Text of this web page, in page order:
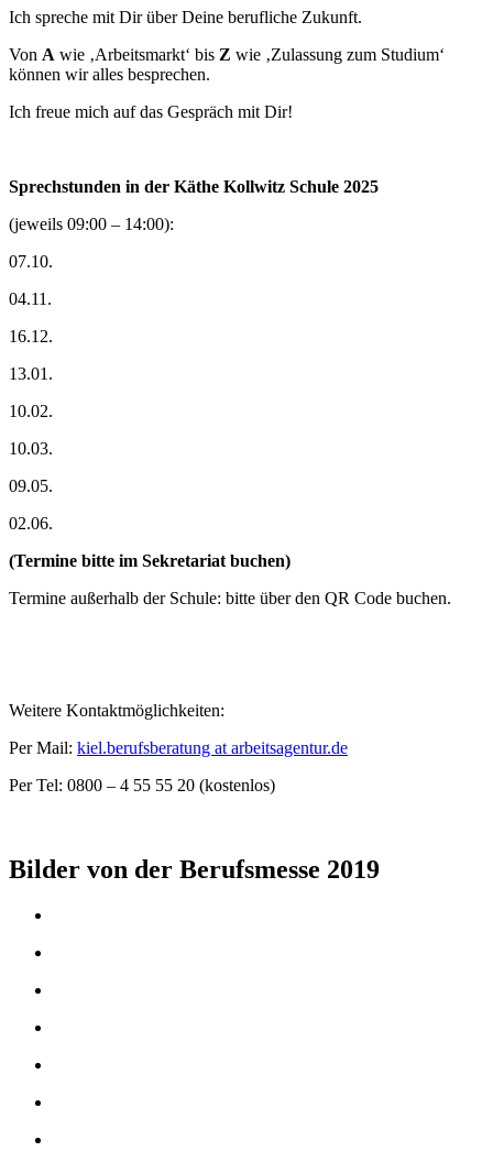
Ich spreche mit Dir über Deine berufliche Zukunft.
Von A wie ‚Arbeitsmarkt‘ bis Z wie ‚Zulassung zum Studium‘
können wir alles besprechen.
Ich freue mich auf das Gespräch mit Dir!
Sprechstunden in der Käthe Kollwitz Schule 2025
(jeweils 09:00 – 14:00):
07.10.
04.11.
16.12.
13.01.
10.02.
10.03.
09.05.
02.06.
(Termine bitte im Sekretariat buchen)
Termine außerhalb der Schule: bitte über den QR Code buchen.
Weitere Kontaktmöglichkeiten:
Per Mail: kiel.berufsberatung at arbeitsagentur.de
Per Tel: 0800 – 4 55 55 20 (kostenlos)
Bilder von der Berufsmesse 2019